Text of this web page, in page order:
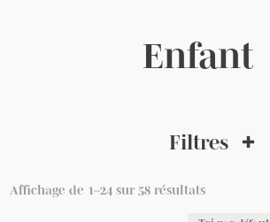
Enfant
Filtres
Affichage de 1–24 sur 58 résultats